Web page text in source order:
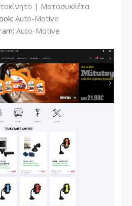
| Μοτοσυκλέτα
Auto-Motive
Auto-Motive